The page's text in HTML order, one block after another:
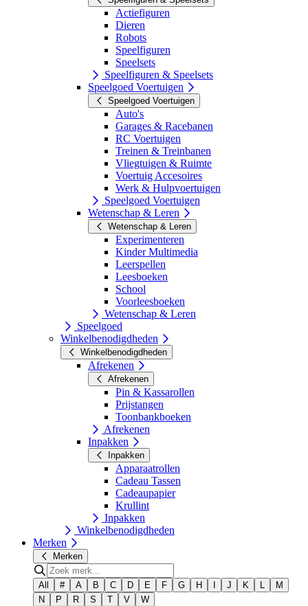
Actiefiguren
Dieren
Robots
Speelfiguren
Speelsets
Speelfiguren & Speelsets
Speelgoed Voertuigen
Speelgoed Voertuigen
Auto's
Garages & Racebanen
RC Voertuigen
Treinen & Treinbanen
Vliegtuigen & Ruimte
Voertuig Accesoires
Werk & Hulpvoertuigen
Speelgoed Voertuigen
Wetenschap & Leren
Wetenschap & Leren
Experimenteren
Kinder Multimedia
Leerspellen
Leesboeken
School
Voorleesboeken
Wetenschap & Leren
Speelgoed
Winkelbenodigdheden
Winkelbenodigdheden
Afrekenen
Afrekenen
Pin & Kassarollen
Prijstangen
Toonbankboeken
Afrekenen
Inpakken
Inpakken
Apparaatrollen
Cadeau Tassen
Cadeaupapier
Krullint
Inpakken
Winkelbenodigdheden
Merken
Merken
All # A B C D E F G H J K L
M
N
P R S T V W